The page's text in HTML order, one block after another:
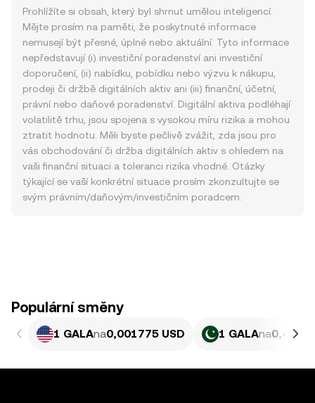
Prohlížíte si obsah, který byl shrnut umělou inteligencí.
Mějte prosím na paměti, že poskytnuté informace
nemusejí být přesné, úplné nebo aktuální. Tyto informace
nepředstavují (i) investiční poradenství ani investiční
doporučení, (ii) nabídku, pobídku nebo výzvu k nákupu,
prodeji či držbě digitálních aktiv ani (iii) finanční, účetní,
právní nebo daňové poradenství. Digitální aktiva podléhají
volatilitě trhu, jsou spojena s vysokou míru rizika a mohou
ztratit hodnotu. Měli byste pečlivě zvážit, zda jsou pro
vás obchodování či držba digitálních aktiv s ohledem na
vaši finanční situaci a toleranci rizika vhodné. Otázky
týkající se vaší konkrétní situace prosím zkonzultujte se
svým právním/daňovým/investičním poradcem.
Populární směny
1 GALAna0,001775 USD 1 GALAna